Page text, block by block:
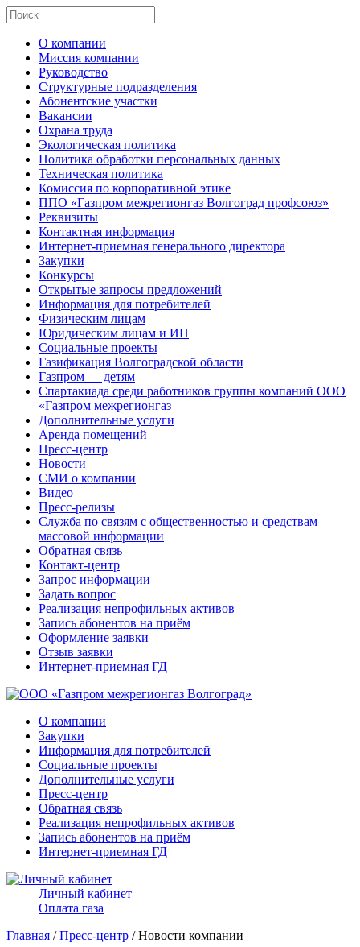
О компании
Миссия компании
Руководство
Структурные подразделения
Абонентские участки
Вакансии
Охрана труда
Экологическая политика
Политика обработки персональных данных
Техническая политика
Комиссия по корпоративной этике
ППО «Газпром межрегионгаз Волгоград профсоюз»
Реквизиты
Контактная информация
Интернет-приемная генерального директора
Закупки
Конкурсы
Открытые запросы предложений
Информация для потребителей
Физическим лицам
Юридическим лицам и ИП
Социальные проекты
Газификация Волгоградской области
Газпром — детям
Спартакиада среди работников группы компаний ООО
«Газпром межрегионгаз
Дополнительные услуги
Аренда помещений
Пресс-центр
Новости
СМИ о компании
Видео
Пресс-релизы
Служба по связям с общественностью и средствам
массовой информации
Обратная связь
Контакт-центр
Запрос информации
Задать вопрос
Реализация непрофильных активов
Запись абонентов на приём
Оформление заявки
Отзыв заявки
Интернет-приемная ГД
О компании
Закупки
Информация для потребителей
Социальные проекты
Дополнительные услуги
Пресс-центр
Обратная связь
Реализация непрофильных активов
Запись абонентов на приём
Интернет-приемная ГД
Личный кабинет
Оплата газа
Главная /Пресс-центр / Новости компании